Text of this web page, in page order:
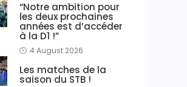
“Notre ambition pour
les deux prochaines
années est d’accéder
à la D1 !”
4 August 2026
Les matches de la
saison du STB !